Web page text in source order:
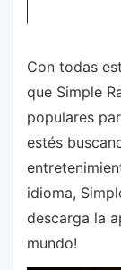
Con todas
que Simple
populares
estés
idioma,
descarga la
mundo!